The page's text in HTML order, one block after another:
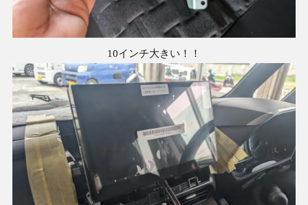
10インチ大きい！！